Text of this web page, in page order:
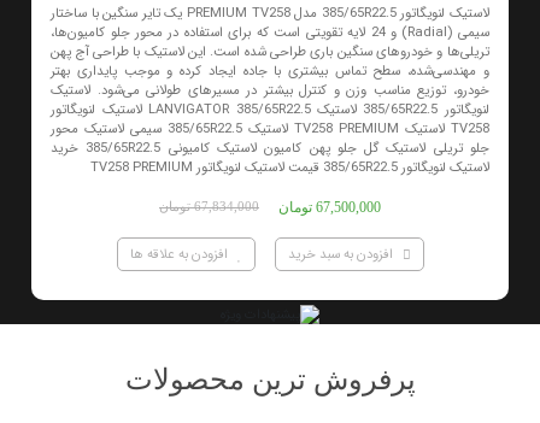
لاستیک لنویگاتور 385/65R22.5 مدل PREMIUM TV258 یک تایر سنگین با ساختار
سیمی (Radial) و 24 لایه تقویتی است که برای استفاده در محور جلو کامیون‌ها،
تریلی‌ها و خودروهای سنگین باری طراحی شده است. این لاستیک با طراحی آج پهن
و مهندسی‌شده، سطح تماس بیشتری با جاده ایجاد کرده و موجب پایداری بهتر
خودرو، توزیع مناسب وزن و کنترل بیشتر در مسیرهای طولانی می‌شود. لاستیک
لنویگاتور 385/65R22.5 لاستیک LANVIGATOR 385/65R22.5 لاستیک لنویگاتور
TV258 لاستیک TV258 PREMIUM لاستیک 385/65R22.5 سیمی لاستیک محور
جلو تریلی لاستیک گل جلو پهن کامیون لاستیک کامیونی 385/65R22.5 خرید
لاستیک لنویگاتور 385/65R22.5 قیمت لاستیک لنویگاتور TV258 PREMIUM
67,500,000 تومان 67,834,000 تومان
افزودن به سبد خرید افزودن به علاقه ها
پرفروش ترین محصولات